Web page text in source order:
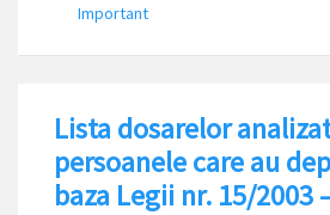
Important
Lista dosarelor
persoanele care au
baza Legii nr. 15/2003